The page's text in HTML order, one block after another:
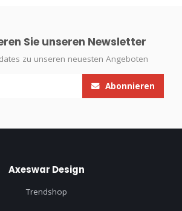
Sie unseren Newsletter
zu unseren neuesten Angeboten
Abonnieren
Axeswar Design
Trendshop